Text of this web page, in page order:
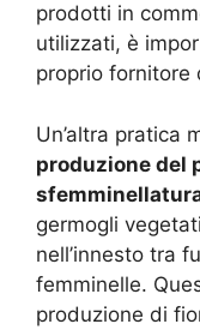
prodotti in
utilizzati, è
proprio fornitore
Un’altra pratica
produzione del
germogli
nell’innesto tra
femminelle.
produzione di